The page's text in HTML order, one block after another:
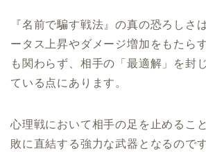
『名前で騙す戦法』の真の恐ろしさ
ータス上昇やダメージ増加をもたら
も関わらず、相手の「最適解」を封
ている点にあります。
心理戦において相手の足を止めるこ
敗に直結する強力な武器となるのです